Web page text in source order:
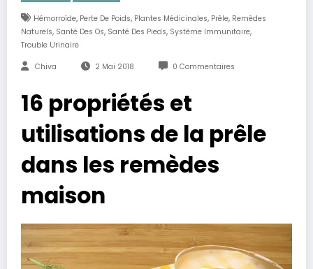
Hémorroïde, Perte De Poids, Plantes Médicinales, Prêle, Remèdes
Naturels, Santé Des Os, Santé Des Pieds, Système Immunitaire,
Trouble Urinaire
Chiva 2 Mai 2018 0 Commentaires
16 propriétés et
utilisations de la prêle
dans les remèdes
maison